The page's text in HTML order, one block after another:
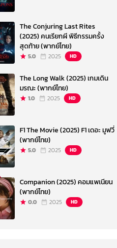
The Conjuring Last Rites
(2025) คนเรียกผี พิธีกรรมครั้ง
สุดท้าย (พากย์ไทย)
5.0 2025 HD
The Long Walk (2025) เกมเดิน
มรณะ (พากย์ไทย)
1.0 2025 HD
F1 The Movie (2025) F1 เดอะ มูฟวี่
(พากย์ไทย)
5.0 2025 HD
Companion (2025) คอมแพเนียน
(พากย์ไทย)
0.0 2025 HD